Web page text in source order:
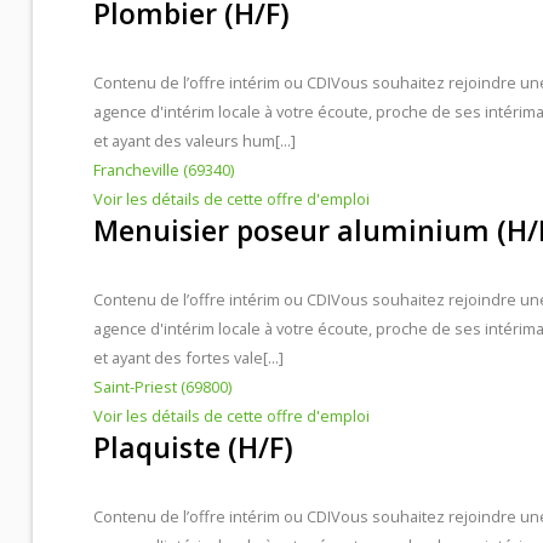
Plombier (H/F)
Contenu de l’offre intérim ou CDIVous souhaitez rejoindre
agence d'intérim locale à votre écoute, proche de ses
et ayant des valeurs hum[...]
Francheville (69340)
Voir les détails de cette offre d'emploi
Menuisier poseur aluminium (H/
Contenu de l’offre intérim ou CDIVous souhaitez rejoindre
agence d'intérim locale à votre écoute, proche de ses
et ayant des fortes vale[...]
Saint-Priest (69800)
Voir les détails de cette offre d'emploi
Plaquiste (H/F)
Contenu de l’offre intérim ou CDIVous souhaitez rejoindre